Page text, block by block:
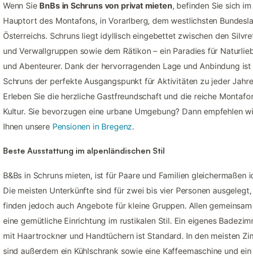
Wenn Sie BnBs in Schruns von privat mieten, befinden Sie sich im
Hauptort des Montafons, in Vorarlberg, dem westlichsten
Österreichs. Schruns liegt idyllisch eingebettet zwischen den
und Verwallgruppen sowie dem Rätikon – ein Paradies für
und Abenteurer. Dank der hervorragenden Lage und Anbindung ist
Schruns der perfekte Ausgangspunkt für Aktivitäten zu jeder
Erleben Sie die herzliche Gastfreundschaft und die reiche
Kultur. Sie bevorzugen eine urbane Umgebung? Dann empfehlen
Ihnen unsere Pensionen in Bregenz.
Beste Ausstattung im alpenländischen Stil
B&Bs in Schruns mieten, ist für Paare und Familien gleichermaßen
Die meisten Unterkünfte sind für zwei bis vier Personen ausgelegt,
finden jedoch auch Angebote für kleine Gruppen. Allen
eine gemütliche Einrichtung im rustikalen Stil. Ein eigenes
mit Haartrockner und Handtüchern ist Standard. In den meisten
sind außerdem ein Kühlschrank sowie eine Kaffeemaschine und ein